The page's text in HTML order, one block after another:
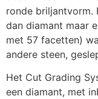
ronde briljantvorm.
dan diamant maar
met 57 facetten)
andere steen,
Het Cut Grading
een diamant, met